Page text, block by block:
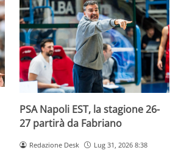
PSA Napoli EST, la stagione 26-
27 partirà da Fabriano
Redazione Desk Lug 31, 2026 8:38